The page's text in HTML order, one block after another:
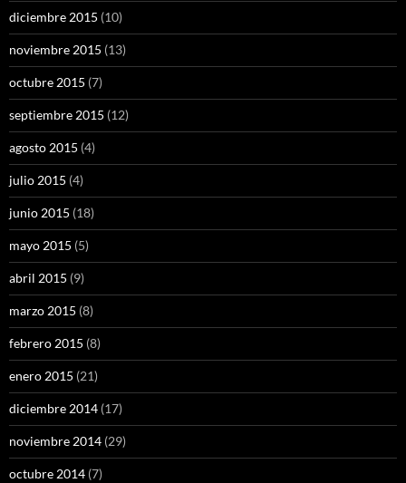
diciembre 2015 (10)
noviembre 2015 (13)
octubre 2015 (7)
septiembre 2015 (12)
agosto 2015 (4)
julio 2015 (4)
junio 2015 (18)
mayo 2015 (5)
abril 2015 (9)
marzo 2015 (8)
febrero 2015 (8)
enero 2015 (21)
diciembre 2014 (17)
noviembre 2014 (29)
octubre 2014 (7)